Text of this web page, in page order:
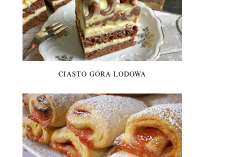
CIASTO GÓRA LODOWA